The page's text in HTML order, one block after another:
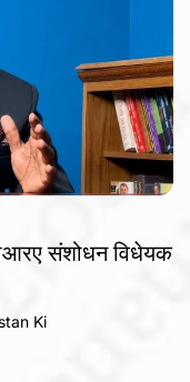
संशोधन विधेयक
Ki